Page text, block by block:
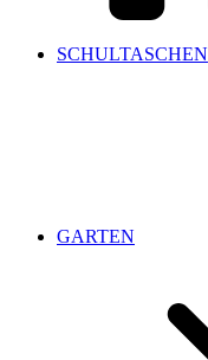
SCHULTASCHEN
GARTEN